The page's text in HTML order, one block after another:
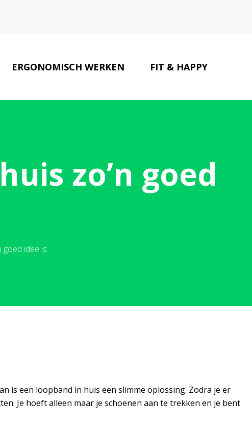
ERGONOMISCH WERKEN FIT & HAPPY
zo’n goed
goed idee is
is een loopband in huis een slimme oplossing. Zodra je er
Je hoeft alleen maar je schoenen aan te trekken en je bent